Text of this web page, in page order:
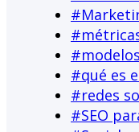
#
#
#
#qué es
#redes
#SEO